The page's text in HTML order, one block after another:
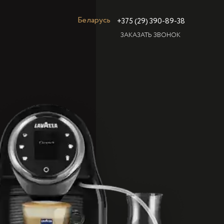
Беларусь +375 (29) 390-89-38
ЗАКАЗАТЬ ЗВОНОК